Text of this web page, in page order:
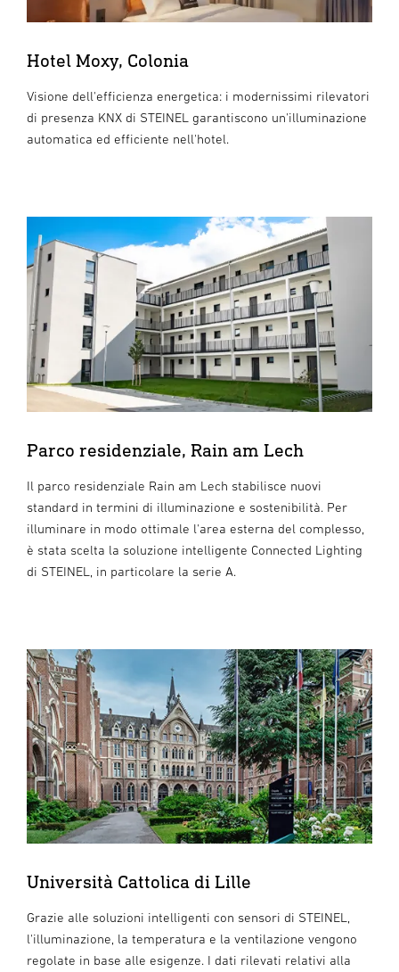
Hotel Moxy, Colonia
Visione dell'efficienza energetica: i modernissimi rilevatori
di presenza KNX di STEINEL garantiscono un'illuminazione
automatica ed efficiente nell'hotel.
Parco residenziale, Rain am Lech
Il parco residenziale Rain am Lech stabilisce nuovi
standard in termini di illuminazione e sostenibilità. Per
illuminare in modo ottimale l'area esterna del complesso,
è stata scelta la soluzione intelligente Connected Lighting
di STEINEL, in particolare la serie A.
Università Cattolica di Lille
Grazie alle soluzioni intelligenti con sensori di STEINEL,
l'illuminazione, la temperatura e la ventilazione vengono
regolate in base alle esigenze. I dati rilevati relativi alla